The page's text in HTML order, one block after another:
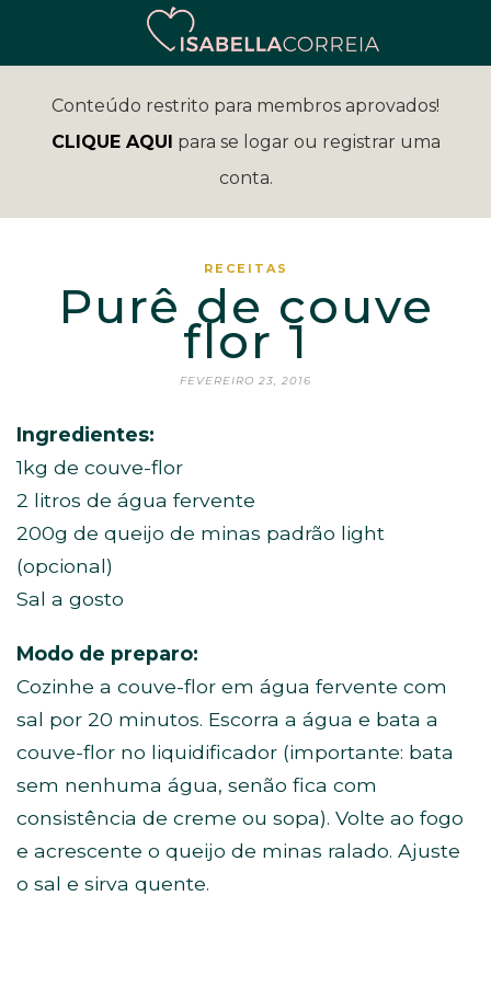
Conteúdo restrito para membros aprovados!
CLIQUE AQUI para se logar ou registrar uma
conta.
RECEITAS
Purê de couve
flor 1
FEVEREIRO 23, 2016
Ingredientes:
1kg de couve-flor
2 litros de água fervente
200g de queijo de minas padrão light
(opcional)
Sal a gosto
Modo de preparo:
Cozinhe a couve-flor em água fervente com
sal por 20 minutos. Escorra a água e bata a
couve-flor no liquidificador (importante: bata
sem nenhuma água, senão fica com
consistência de creme ou sopa). Volte ao fogo
e acrescente o queijo de minas ralado. Ajuste
o sal e sirva quente.